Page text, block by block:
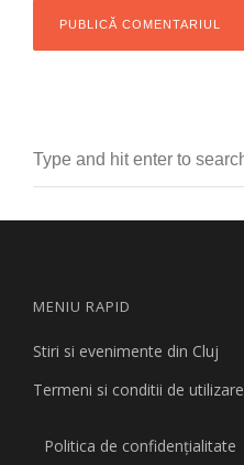
MENIU RAPID
Stiri si evenimente din Cluj
Termeni si conditii de utilizare
Politica de confidențialitate